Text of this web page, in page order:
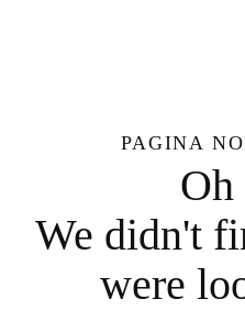
PAGINA
We didn't
were